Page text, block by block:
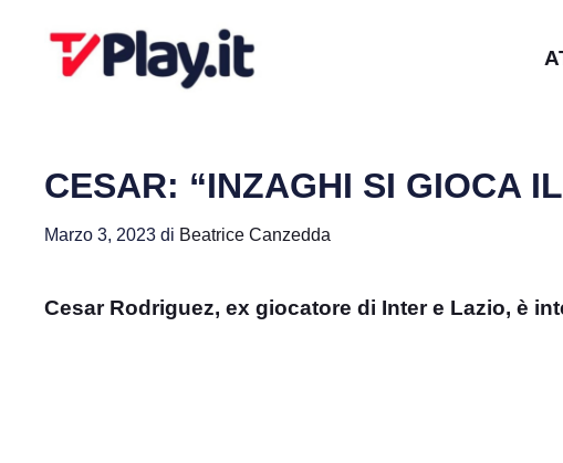
CESAR: “INZAGHI SI GIOCA
Marzo 3, 2023 di Beatrice Canzedda
Cesar Rodriguez, ex giocatore di Inter e Lazio, è